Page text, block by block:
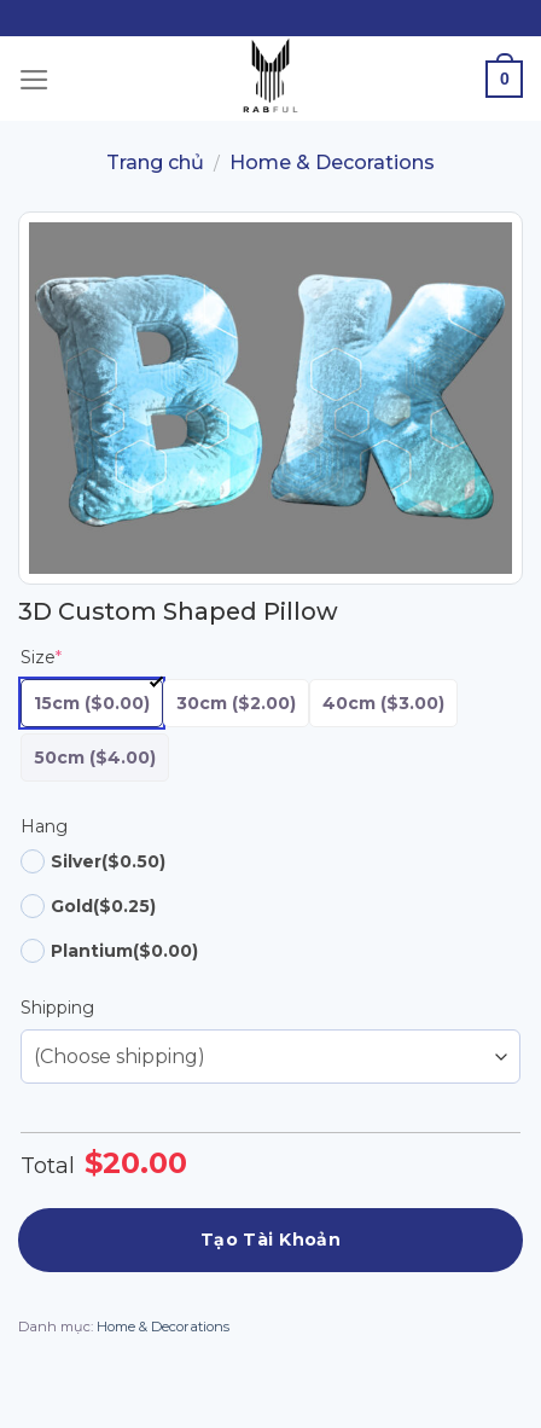
to
content
0
Trang chủ / Home & Decorations
3D Custom Shaped Pillow
Size*
15cm ($0.00) 30cm ($2.00) 40cm ($3.00)
50cm ($4.00)
Hang
Silver($0.50)
Gold($0.25)
Plantium($0.00)
Shipping
Total $20.00
Tạo Tài Khoản
Danh mục: Home & Decorations